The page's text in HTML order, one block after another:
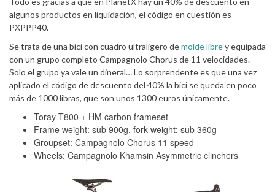
algunos productos en liquidación, el código en cuestión es
PXPPP40.
Se trata de una bici con cuadro ultraligero demolde librey equipada
con un grupo completo Campagnolo Chorus de 11 velocidades.
Solo el grupo ya vale un dineral… Lo sorprendente es que una vez
aplicado el código de descuento del 40% la bici se queda en poco
más de 1000 libras, que son unos 1300 euros únicamente.
Toray T800 + HM carbon frameset
Frame weight: sub 900g, fork weight: sub 360g
Groupset: Campagnolo Chorus 11 speed
Wheels: Campagnolo Khamsin Asymmetric clinchers